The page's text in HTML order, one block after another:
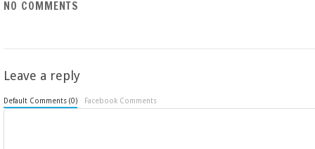
NO COMMENTS
Leave a reply
Default Comments (0) Facebook Comments